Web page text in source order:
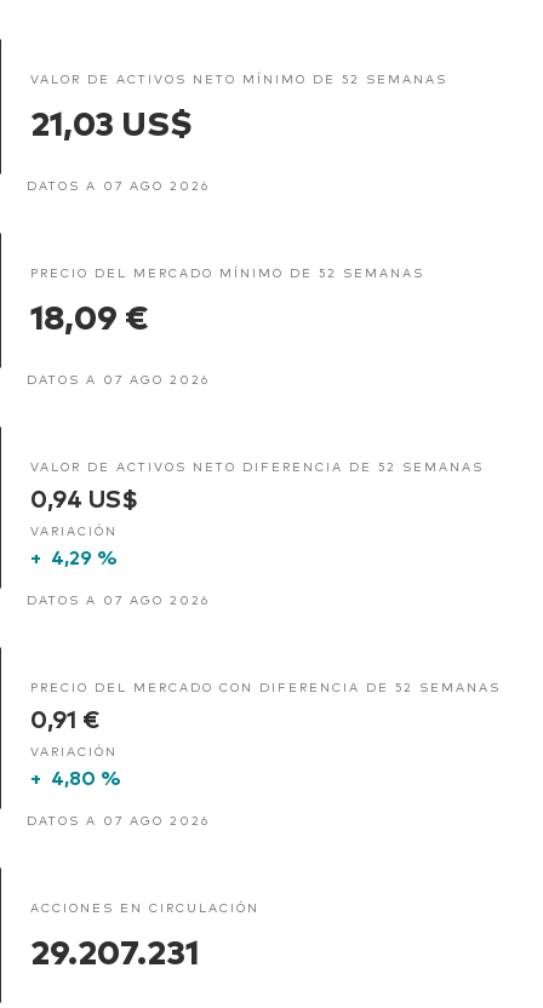
VALOR DE ACTIVOS NETO MÍNIMO DE 52 SEMANAS
21,03 US$
DATOS A 07 AGO 2026
PRECIO DEL MERCADO MÍNIMO DE 52 SEMANAS
18,09 €
DATOS A 07 AGO 2026
VALOR DE ACTIVOS NETO DIFERENCIA DE 52 SEMANAS
0,94 US$
VARIACIÓN
+ 4,29 %
DATOS A 07 AGO 2026
PRECIO DEL MERCADO CON DIFERENCIA DE 52 SEMANAS
0,91 €
VARIACIÓN
+ 4,80 %
DATOS A 07 AGO 2026
ACCIONES EN CIRCULACIÓN
29.207.231